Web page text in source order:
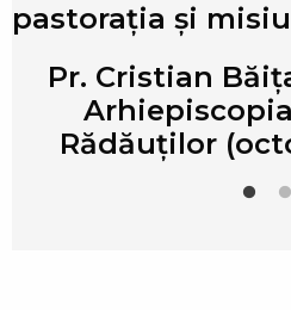
pastorația şi
Pr. Cristian
Rădăuților